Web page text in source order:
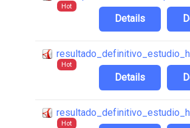
Hot
Details
Hot
Details
Hot